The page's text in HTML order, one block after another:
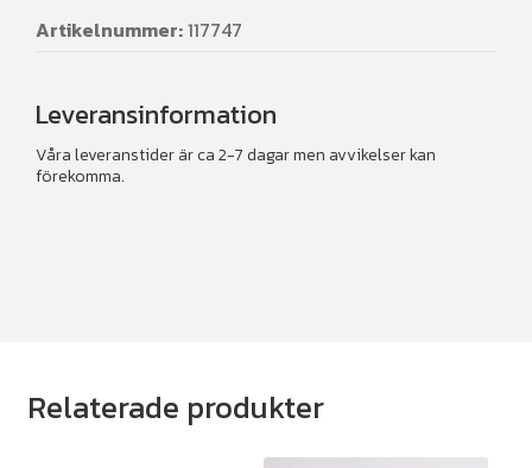
Artikelnummer:117747
Leveransinformation
Våra leveranstider är ca 2-7 dagar men avvikelser kan
förekomma.
Relaterade produkter